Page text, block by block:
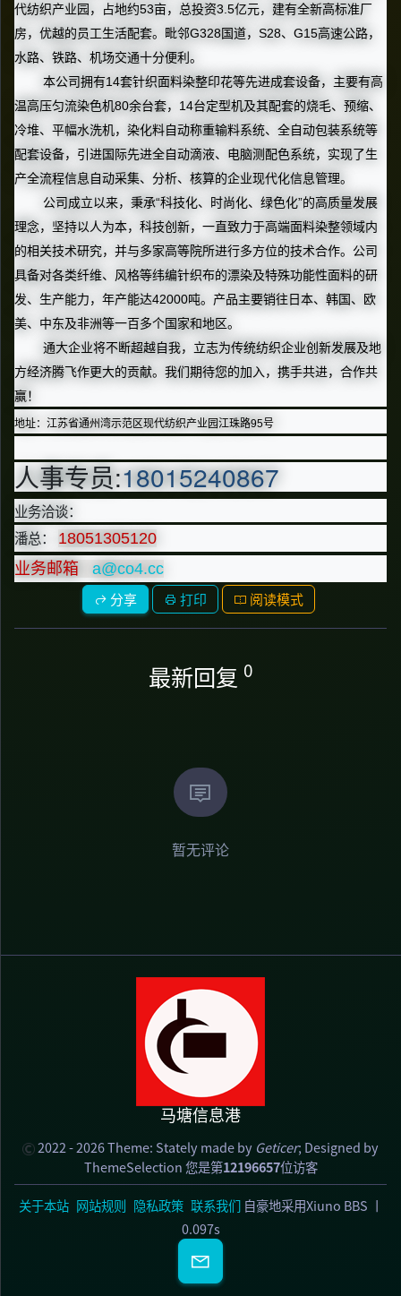
代纺织产业园，占地约53亩，总投资3.5亿元，建有全新高标准厂
房，优越的员工生活配套。毗邻G328国道，S28、G15高速公路，
水路、铁路、机场交通十分便利。
本公司拥有14套针织面料染整印花等先进成套设备，主要有高
温高压匀流染色机80余台套，14台定型机及其配套的烧毛、预缩、
冷堆、平幅水洗机，染化料自动称重输料系统、全自动包装系统等
配套设备，引进国际先进全自动滴液、电脑测配色系统，实现了生
产全流程信息自动采集、分析、核算的企业现代化信息管理。
公司成立以来，秉承“科技化、时尚化、绿色化”的高质量发展
理念，坚持以人为本，科技创新，一直致力于高端面料染整领域内
的相关技术研究，并与多家高等院所进行多方位的技术合作。公司
具备对各类纤维、风格等纬编针织布的漂染及特殊功能性面料的研
发、生产能力，年产能达42000吨。产品主要销往日本、韩国、欧
美、中东及非洲等一百多个国家和地区。
通大企业将不断超越自我，立志为传统纺织企业创新发展及地
方经济腾飞作更大的贡献。我们期待您的加入，携手共进，合作共
赢！
地址：江苏省通州湾示范区现代纺织产业园江珠路95号
人事专员:18015240867
业务洽谈：
潘总： 18051305120
业务邮箱 a@co4.cc
分享 打印 阅读模式
最新回复 0
暂无评论
马塘信息港
2022 - 2026 Theme: Statelymade by Geticer; Designed by
ThemeSelection您是第12196657位访客
关于本站 网站规则 隐私政策 联系我们自豪地采用Xiuno BBS 丨
0.097s